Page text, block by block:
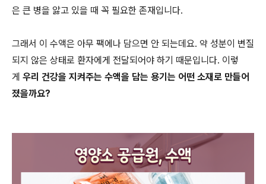
은 큰 병을 앓고 있을 때 꼭 필요한 존재입니다.
그래서 이 수액은 아무 팩에나 담으면 안 되는데요. 약 성분이 변질
되지 않은 상태로 환자에게 전달되어야 하기 때문입니다. 이렇
게 우리 건강을 지켜주는 수액을 담는 용기는 어떤 소재로 만들어
졌을까요?